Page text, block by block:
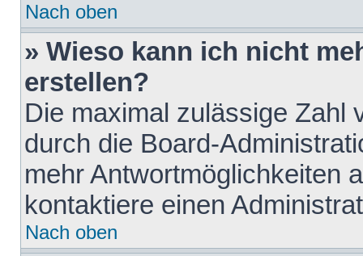
Nach oben
» Wieso kann ich nicht
erstellen?
Die maximal zulässige Zahl
durch die Board-
mehr Antwortmöglichkeiten
kontaktiere einen
Nach oben